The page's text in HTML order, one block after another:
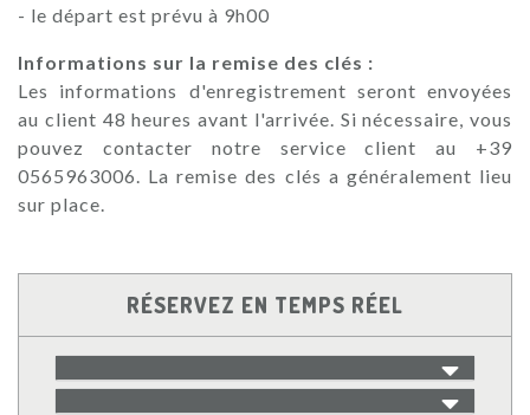
- le départ est prévu à 9h00
Informations sur la remise des clés :
Les informations d'enregistrement seront envoyées
au client 48 heures avant l'arrivée. Si nécessaire, vous
pouvez contacter notre service client au +39
0565963006. La remise des clés a généralement lieu
sur place.
RÉSERVEZ EN TEMPS RÉEL